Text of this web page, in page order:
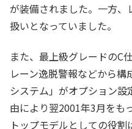
が装備されました。一方
扱いとなっていました。
また、最上級グレードのC
レーン逸脱警報などから
システム」がオプション
由により翌2001年3月をも
トップモデルとしての役